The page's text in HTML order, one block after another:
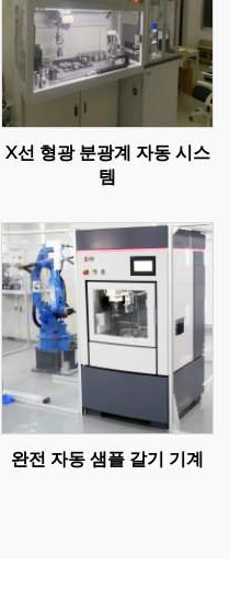
X선 형광 분광계 자동 시스
템
완전 자동 샘플 갈기 기계